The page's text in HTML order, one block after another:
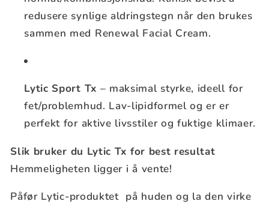
redusere synlige aldringstegn når den brukes
sammen med Renewal Facial Cream.
Lytic Sport Tx – maksimal styrke, ideell for
fet/problemhud. Lav-lipidformel og er er
perfekt for aktive livsstiler og fuktige klimaer.
Slik bruker du Lytic Tx for best resultat
Hemmeligheten ligger i å vente!
Påfør Lytic-produktet på huden og la den virke